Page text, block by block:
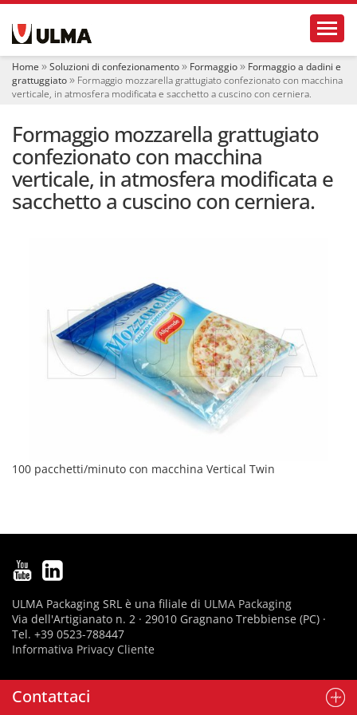
i
Home Soluzioni di confezionamento Formaggio
Formaggio a dadini e
grattuggiato
Formaggio mozzarella grattugiato confezionato con macchina
verticale, in atmosfera modificata e sacchetto a cuscino con cerniera.
Formaggio mozzarella grattugiato
confezionato con macchina
verticale, in atmosfera modificata e
sacchetto a cuscino con cerniera.
100 pacchetti/minuto con macchina Vertical Twin
Contattaci
ULMA Packaging SRL è una filiale di ULMA Packaging
Via dell'Artigianato n. 2 · 29010 Gragnano Trebbiense (PC) ·
Tel. +39 0523-788447
Informativa Privacy Cliente